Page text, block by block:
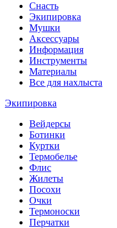
Снасть
Экипировка
Мушки
Аксессуары
Информация
Инструменты
Материалы
Все для нахлыста
Экипировка
Вейдерсы
Ботинки
Куртки
Термобелье
Флис
Жилеты
Посохи
Очки
Термоноски
Перчатки